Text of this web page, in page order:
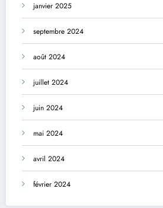
janvier 2025
septembre 2024
août 2024
juillet 2024
juin 2024
mai 2024
avril 2024
février 2024